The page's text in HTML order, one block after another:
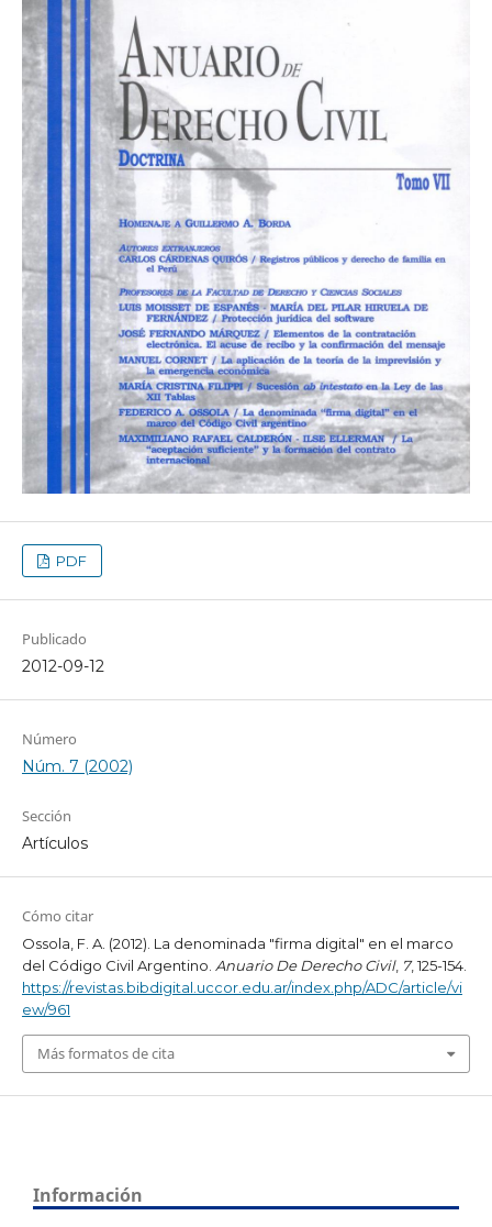
PDF
Publicado
2012-09-12
Número
Núm. 7 (2002)
Sección
Artículos
Cómo citar
Ossola, F. A. (2012). La denominada "firma digital" en el marco
del Código Civil Argentino. Anuario De Derecho Civil, 7, 125-154.
https://revistas.bibdigital.uccor.edu.ar/index.php/ADC/article/vi
ew/961
Más formatos de cita
Información